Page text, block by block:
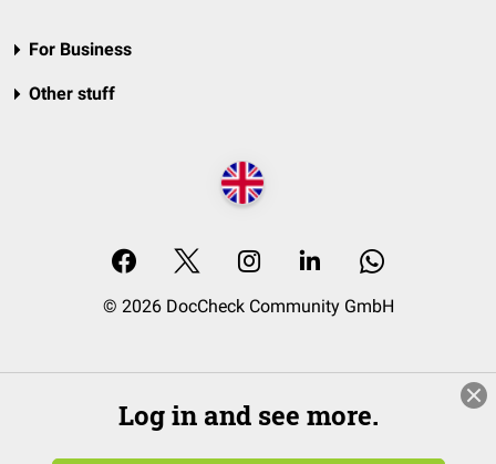
For Business
Other stuff
© 2026 DocCheck Community GmbH
Log in and see more.